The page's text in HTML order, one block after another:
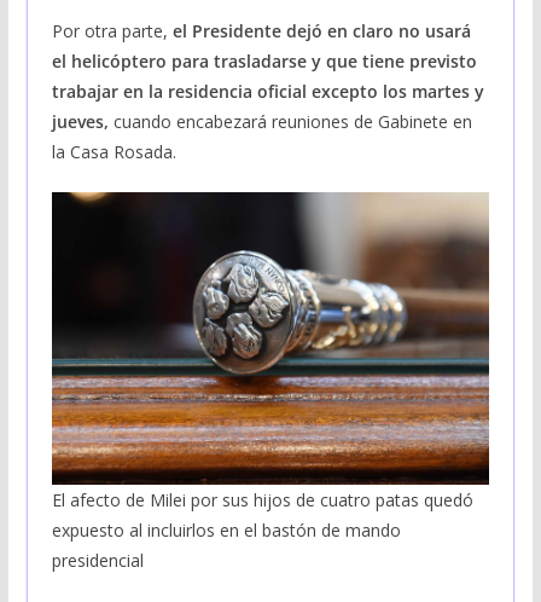
Por otra parte, el Presidente dejó en claro no usará
el helicóptero para trasladarse y que tiene previsto
trabajar en la residencia oficial excepto los martes y
jueves, cuando encabezará reuniones de Gabinete en
la Casa Rosada.
El afecto de Milei por sus hijos de cuatro patas quedó
expuesto al incluirlos en el bastón de mando
presidencial